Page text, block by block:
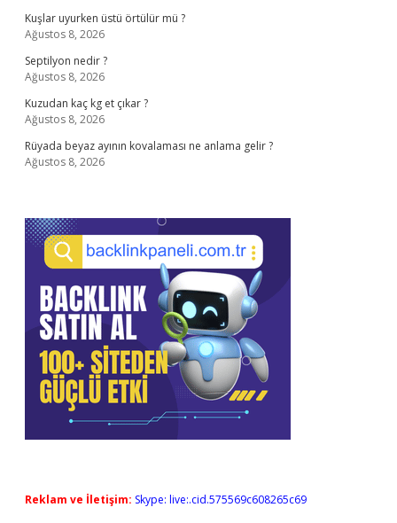
Kuşlar uyurken üstü örtülür mü ?
Ağustos 8, 2026
Septilyon nedir ?
Ağustos 8, 2026
Kuzudan kaç kg et çıkar ?
Ağustos 8, 2026
Rüyada beyaz ayının kovalaması ne anlama gelir ?
Ağustos 8, 2026
Reklam ve İletişim: Skype: live:.cid.575569c608265c69